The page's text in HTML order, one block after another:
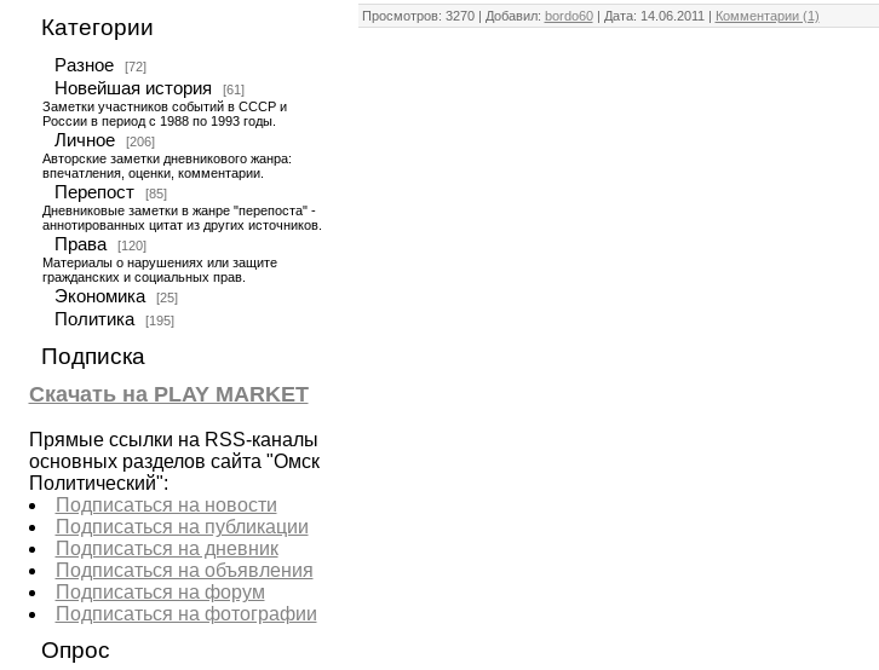
Категории
Разное [72]
Новейшая история
[61]
Заметки участников событий в СССР и
России в период с 1988 по 1993 годы.
Личное
[206]
Авторские заметки дневникового жанра:
впечатления, оценки, комментарии.
Перепост
[85]
Дневниковые заметки в жанре "перепоста" -
аннотированных цитат из других источников.
Права
[120]
Материалы о нарушениях или защите
гражданских и социальных прав.
Экономика [25]
Политика [195]
Подписка
Скачать на PLAY MARKET
Прямые ссылки на RSS-каналы
основных разделов сайта "Омск
Политический":
Подписаться на новости
Подписаться на публикации
Подписаться на дневник
Подписаться на объявления
Подписаться на форум
Подписаться на фотографии
Опрос
Просмотров: 3270 | Добавил: bordo60| Дата: 14.06.2011 | Комментарии (1)